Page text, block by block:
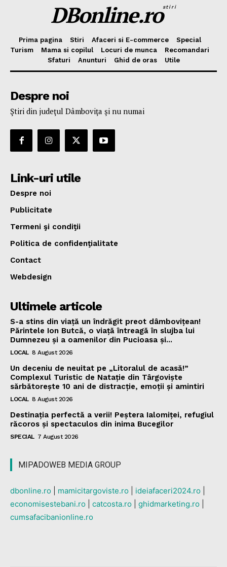
DBonline.rostiri
Prima pagina Stiri Afaceri si E-commerce
Special
Turism
Mama si copilul Locuri de munca
Recomandari
Sfaturi
Anunturi Ghid de oras Utile
Despre noi
Ştiri din judeţul Dâmboviţa şi nu numai
Link-uri utile
Despre noi
Publicitate
Termeni şi condiţii
Politica de confidenţialitate
Contact
Webdesign
Ultimele articole
S-a stins din viață un îndrăgit preot dâmbovițean!
Părintele Ion Butcă, o viață întreagă în slujba lui
Dumnezeu și a oamenilor din Pucioasa și...
LOCAL 8 August 2026
Un deceniu de neuitat pe „Litoralul de acasă!”
Complexul Turistic de Natație din Târgoviște
sărbătorește 10 ani de distracție, emoții și amintiri
LOCAL 8 August 2026
Destinația perfectă a verii! Peștera Ialomiței, refugiul
răcoros și spectaculos din inima Bucegilor
SPECIAL 7 August 2026
MIPADOWEB MEDIA GROUP
dbonline.ro mamicitargoviste.ro ideiafaceri2024.ro
economisestebani.ro
catcosta.ro ghidmarketing.ro
cumsafacibanionline.ro